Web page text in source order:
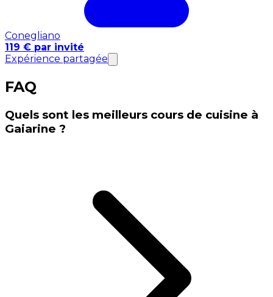
Conegliano
119 € par invité
Expérience partagée
FAQ
Quels sont les meilleurs cours de cuisine à
Gaiarine ?